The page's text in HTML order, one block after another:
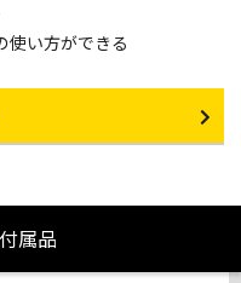
使い方ができる
属品